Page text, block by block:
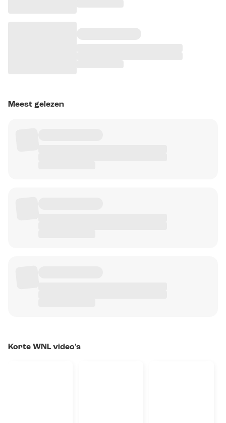
Meest gelezen
Korte WNL video's